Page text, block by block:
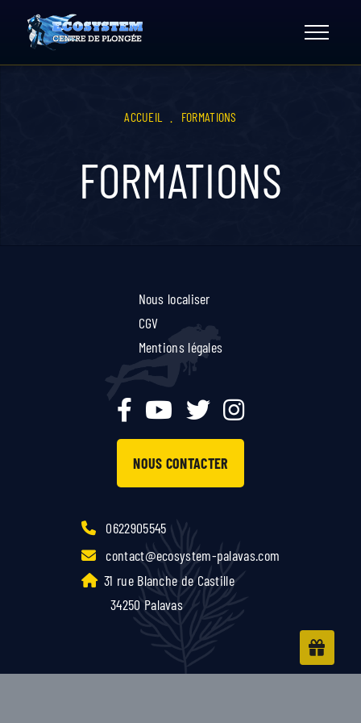
content
ACCUEIL FORMATIONS
FORMATIONS
Nous localiser
CGV
Mentions légales
NOUS CONTACTER
0622905545
contact@ecosystem-palavas.com
31 rue Blanche de Castille
34250 Palavas